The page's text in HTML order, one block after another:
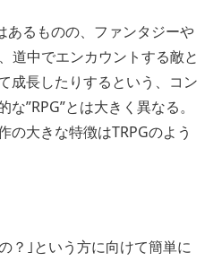
あるものの、ファンタジーや
道中でエンカウントする敵と
成長したりするという、コン
”RPG”とは大きく異なる。
の大きな特徴はTRPGのよう
？｣という方に向けて簡単に